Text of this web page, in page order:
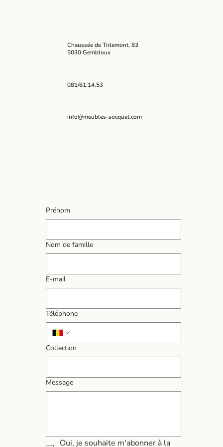
Prénom
Nom de famille
E‑mail
Téléphone
Collection
Message
Oui, je souhaite m'abonner à la
Chaussée de Tirlemont, 83
5030 Gembloux
081/61.14.53
info@meubles-socquet.com